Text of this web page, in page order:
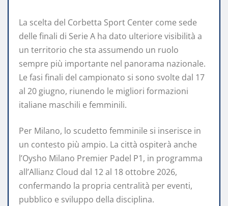
La scelta del Corbetta Sport Center come sede
delle finali di Serie A ha dato ulteriore visibilità a
un territorio che sta assumendo un ruolo
sempre più importante nel panorama nazionale.
Le fasi finali del campionato si sono svolte dal 17
al 20 giugno, riunendo le migliori formazioni
italiane maschili e femminili.
Per Milano, lo scudetto femminile si inserisce in
un contesto più ampio. La città ospiterà anche
l’Oysho Milano Premier Padel P1, in programma
all’Allianz Cloud dal 12 al 18 ottobre 2026,
confermando la propria centralità per eventi,
pubblico e sviluppo della disciplina.